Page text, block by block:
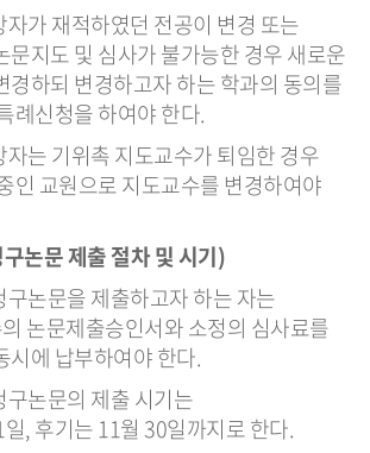
가 재적하였던 전공이 변경 또는
문지도 및 심사가 불가능한 경우 새로운
경하되 변경하고자 하는 학과의 동의를
례신청을 하여야 한다.
는 기위촉 지도교수가 퇴임한 경우
인 교원으로 지도교수를 변경하여야
논문 제출 절차 및 시기)
논문을 제출하고자 하는 자는
논문제출승인서와 소정의 심사료를
시에 납부하여야 한다.
논문의 제출 시기는
, 후기는 11월 30일까지로 한다.